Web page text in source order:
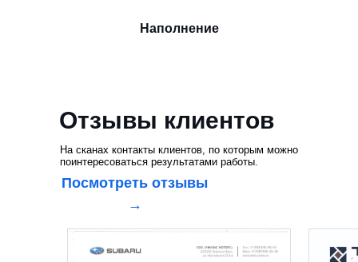
Наполнение
Отзывы клиентов
На сканах контакты клиентов, по которым можно
поинтересоваться результатами работы.
Посмотреть отзывы
→